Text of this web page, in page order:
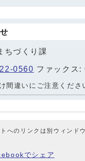
ちづくり課
0560 ファックス
間違いにご注意くださ
へのリンクは別ウィンド
でシェア